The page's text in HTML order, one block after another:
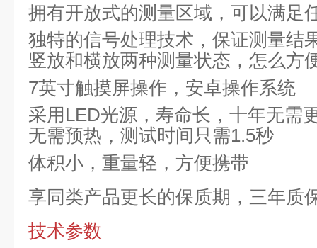
拥有开放式的测量区域，可以满足
独特的信号处理技术，保证测量结
竖放和横放两种测量状态，怎么方
7英寸触摸屏操作，安卓操作系统
采用 LED光源，寿命长，十年无需
无需预热，测试时间只需1.5秒
体积小，重量轻，方便携带
享同类产品更长的保质期，三年质
技术参数